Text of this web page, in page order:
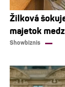
Žilková
majetok
Showbiznis